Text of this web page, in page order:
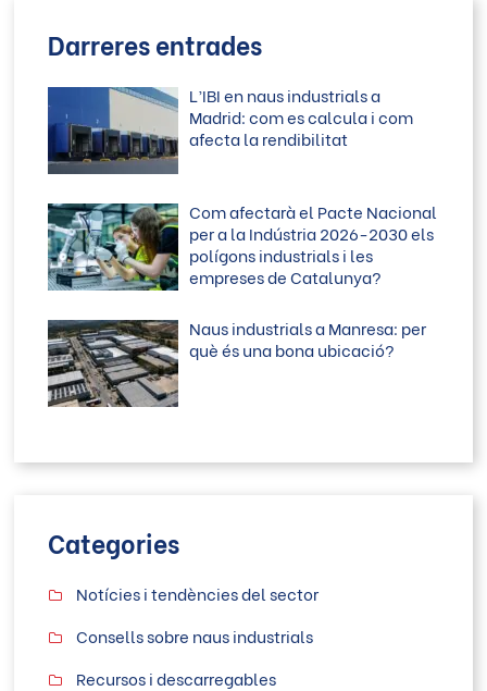
Darreres entrades
L’IBI en naus industrials a
Madrid: com es calcula i com
afecta la rendibilitat
Com afectarà el Pacte Nacional
per a la Indústria 2026-2030 els
polígons industrials i les
empreses de Catalunya?
Naus industrials a Manresa: per
què és una bona ubicació?
Categories
Notícies i tendències del sector
Consells sobre naus industrials
Recursos i descarregables